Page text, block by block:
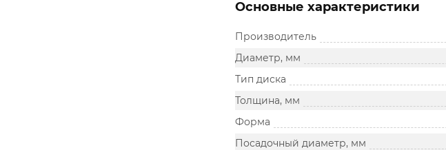
Основные характеристики
Производитель
Диаметр, мм
Тип диска
Толщина, мм
Форма
Посадочный диаметр, мм